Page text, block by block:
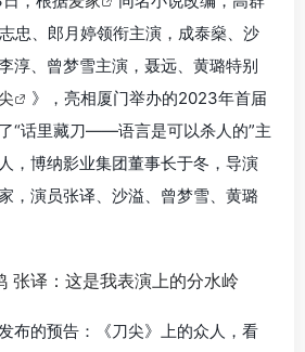
志忠、郎月婷领衔主演，成泰燊、沙
淳、曾梦雪主演，聂远、黄璐特别
》，亮相厦门举办的2023年首届
“话里藏刀——语言是可以杀人的”主
，博纳影业集团董事长于冬，导演
，演员张译、沙溢、曾梦雪、黄璐
布的预告：《刀尖》上的众人，看